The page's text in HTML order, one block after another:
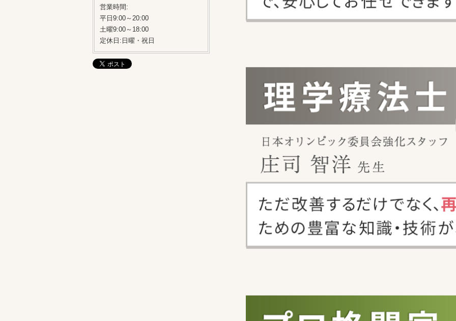
営業時間:
平日9:00～20:00
土曜9:00～18:00
定休日:日曜・祝日